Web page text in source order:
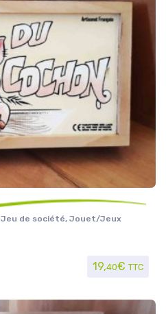
Jeu de société, Jouet/Jeux
19,40€ TTC